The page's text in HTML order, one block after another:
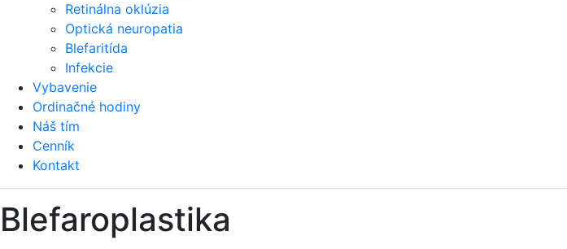
Retinálna oklúzia
Optická neuropatia
Blefaritída
Infekcie
Vybavenie
Ordinačné hodiny
Náš tím
Cenník
Kontakt
Blefaroplastika